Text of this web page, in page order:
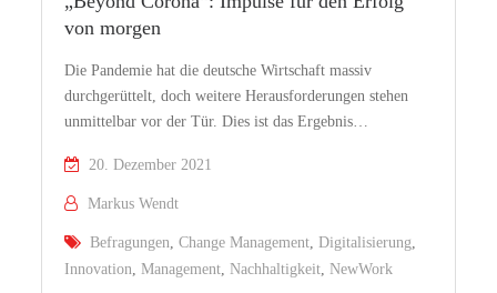
von morgen
Die Pandemie hat die deutsche Wirtschaft massiv
durchgerüttelt, doch weitere Herausforderungen stehen
unmittelbar vor der Tür. Dies ist das Ergebnis…
20. Dezember 2021
Markus Wendt
Befragungen ,Change Management ,Digitalisierung
Innovation ,Management ,Nachhaltigkeit ,NewWork